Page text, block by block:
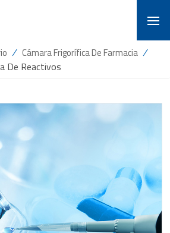
/ Cámara Frigorífica De Farmacia /
De Reactivos